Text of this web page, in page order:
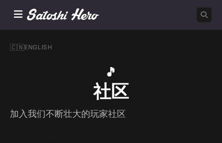
🇨🇳ENGLISH
🎵
社区
加入我们不断壮大的玩家社区